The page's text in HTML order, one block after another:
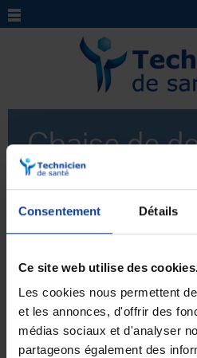
Consentement Détails
Ce site web utilise des
Les cookies nous permettent
et les annonces, d'offrir des
médias sociaux et d'analyser
partageons également des
Chaise de
bariatrique
de handicap moteur. Robuste
une assise sécurisée grâce à
dossier ergonomique. Facile
cette chaise apporte une
aux besoins spécifiques des
Voir plus
Aucun produit pour le moment.